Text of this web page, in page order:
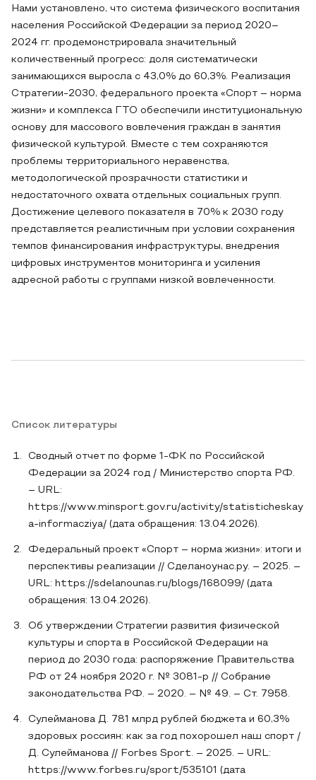
Нами установлено, что система физического воспитания
населения Российской Федерации за период 2020–
2024 гг. продемонстрировала значительный
количественный прогресс: доля систематически
занимающихся выросла с 43,0% до 60,3%. Реализация
Стратегии-2030, федерального проекта «Спорт – норма
жизни» и комплекса ГТО обеспечили институциональную
основу для массового вовлечения граждан в занятия
физической культурой. Вместе с тем сохраняются
проблемы территориального неравенства,
методологической прозрачности статистики и
недостаточного охвата отдельных социальных групп.
Достижение целевого показателя в 70% к 2030 году
представляется реалистичным при условии сохранения
темпов финансирования инфраструктуры, внедрения
цифровых инструментов мониторинга и усиления
адресной работы с группами низкой вовлеченности.
Список литературы
Сводный отчет по форме 1-ФК по Российской
Федерации за 2024 год / Министерство спорта РФ.
– URL:
https://www.minsport.gov.ru/activity/statisticheskay
a-informacziya/ (дата обращения: 13.04.2026).
Федеральный проект «Спорт – норма жизни»: итоги и
перспективы реализации // Сделаноунас.ру. – 2025. –
URL: https://sdelanounas.ru/blogs/168099/ (дата
обращения: 13.04.2026).
Об утверждении Стратегии развития физической
культуры и спорта в Российской Федерации на
период до 2030 года: распоряжение Правительства
РФ от 24 ноября 2020 г. № 3081-р // Собрание
законодательства РФ. – 2020. – № 49. – Ст. 7958.
Сулейманова Д. 781 млрд рублей бюджета и 60,3%
здоровых россиян: как за год похорошел наш спорт /
Д. Сулейманова // Forbes Sport. – 2025. – URL:
https://www.forbes.ru/sport/535101 (дата